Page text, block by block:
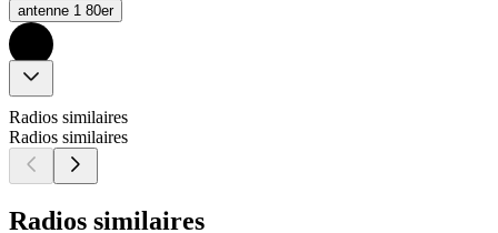
antenne 1 80er
Radios similaires
Radios similaires
Radios similaires